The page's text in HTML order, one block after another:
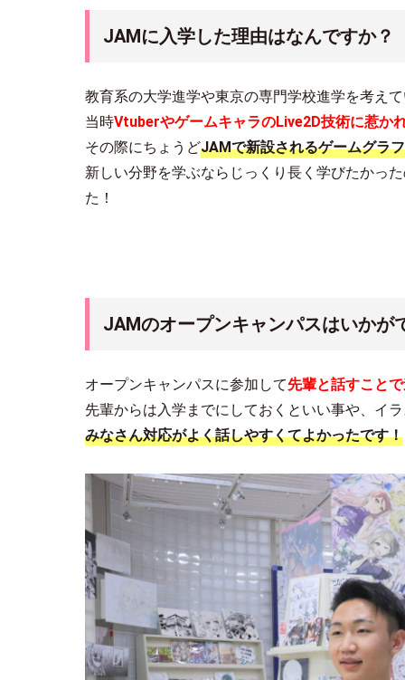
JAMに入学した理由はなんですか？
教育系の大学進学や東京の専門学校進学を考え
当時VtuberやゲームキャラのLive2D技術に惹か
その際にちょうどJAMで新設されるゲームグラ
新しい分野を学ぶならじっくり長く学びたかっ
た！
JAMのオープンキャンパスはいかが
オープンキャンパスに参加して先輩と話すこと
先輩からは入学までにしておくといい事や、イ
みなさん対応がよく話しやすくてよかったです！